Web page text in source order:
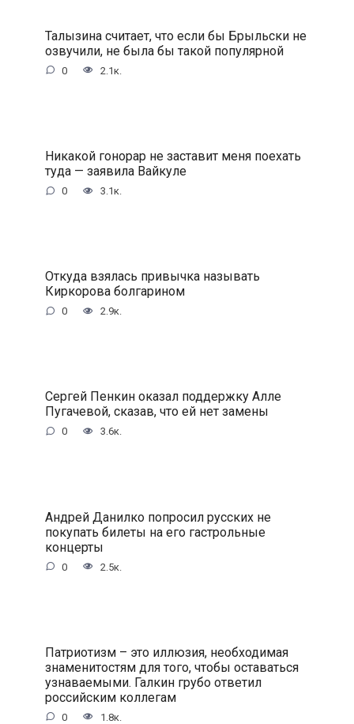
Талызина считает, что если бы Брыльски не
озвучили, не была бы такой популярной
0 2.1к.
Никакой гонорар не заставит меня поехать
туда — заявила Вайкyле
0 3.1к.
Откуда взялась привычка называть
Киркорова болгарином
0 2.9к.
Сергей Пенкин оказал поддержку Алле
Пугачевой, сказав, что ей нет замены
0 3.6к.
Андрей Данилко попросил русских не
покупать билеты на его гастрольные
концерты
0 2.5к.
Патриотизм – это иллюзия, необходимая
знаменитостям для того, чтобы оставаться
узнаваемыми. Галкин грубо ответил
российским коллегам
0 1.8к.